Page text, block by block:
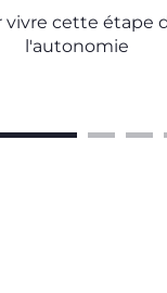
vivre cette étape
l'autonomie